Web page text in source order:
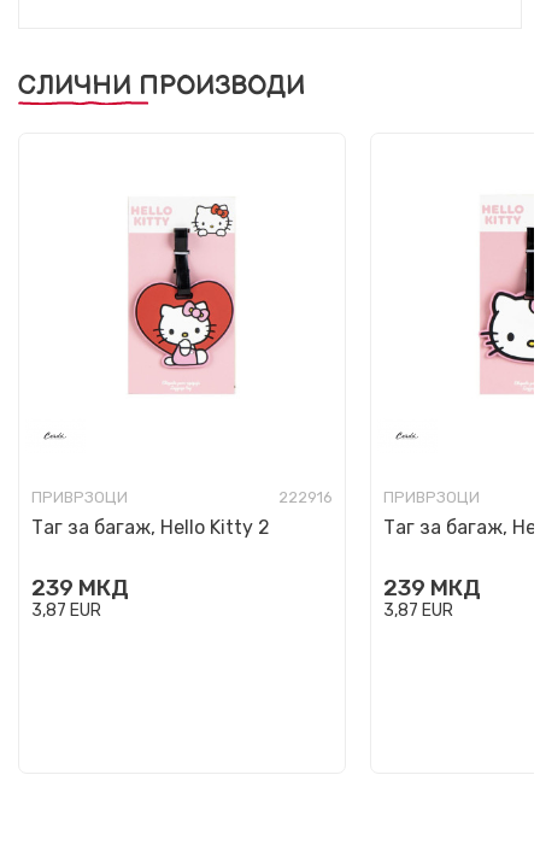
СЛИЧНИ ПРОИЗВОДИ
ПРИВРЗОЦИ 222916
Таг за багаж, Hello Kitty 2
239 МКД
3,87 EUR
ПРИВРЗОЦИ
Таг за багаж,
239 МКД
3,87 EUR